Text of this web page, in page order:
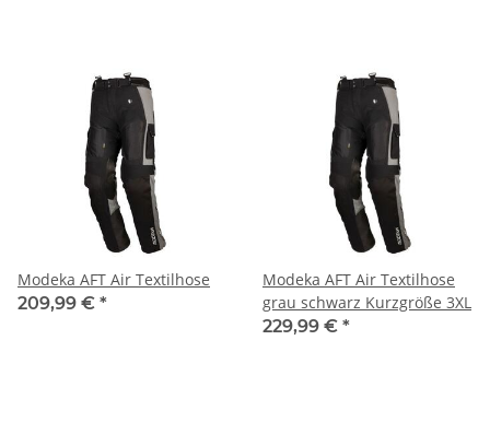
Modeka AFT Air Textilhose
209,99 € *
Modeka AFT Air Textilhose
grau schwarz Kurzgröße 3XL
229,99 € *